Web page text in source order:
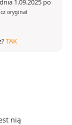
1.09.2025 po
oryginał
TAK
nią